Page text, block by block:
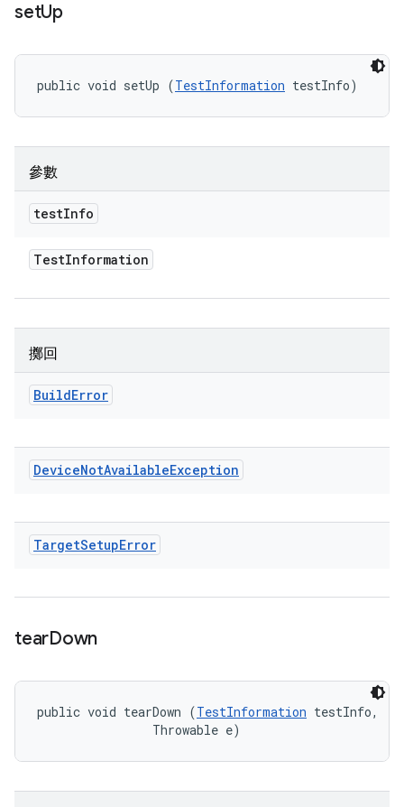
setUp
public void setUp (TestInformation testInfo)
參數
testInfo
TestInformation
擲回
BuildError
DeviceNotAvailableException
TargetSetupError
tearDown
public void tearDown (TestInformation testInfo,
                Throwable e)